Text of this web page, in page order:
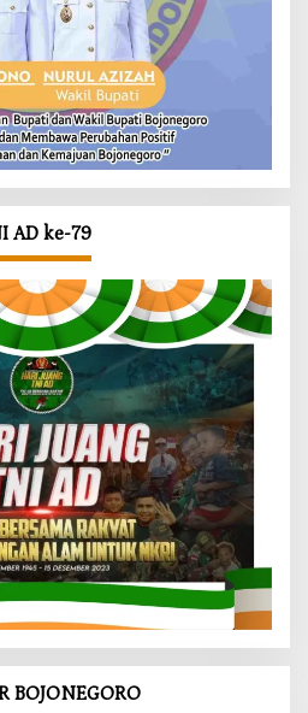
AD ke-79
BOJONEGORO